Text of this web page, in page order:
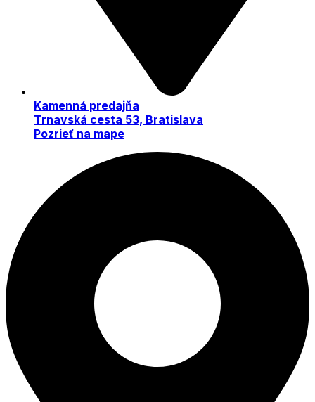
Kamenná predajňa
Trnavská cesta 53, Bratislava
Pozrieť na mape